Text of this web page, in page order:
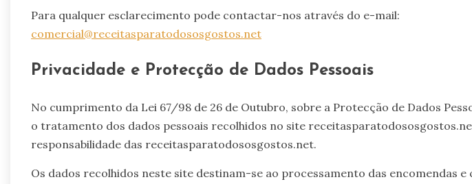
Para qualquer esclarecimento pode contactar-nos através do e-mail:
comercial@receitasparatodososgostos.net
Privacidade e Protecção de Dados Pessoais
No cumprimento da Lei 67/98 de 26 de Outubro, sobre a Protecção de Dados
o tratamento dos dados pessoais recolhidos no site
responsabilidade das receitasparatodososgostos.net.
Os dados recolhidos neste site destinam-se ao processamento das encomendas e